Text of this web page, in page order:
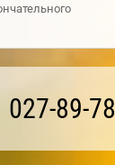
027-89-78